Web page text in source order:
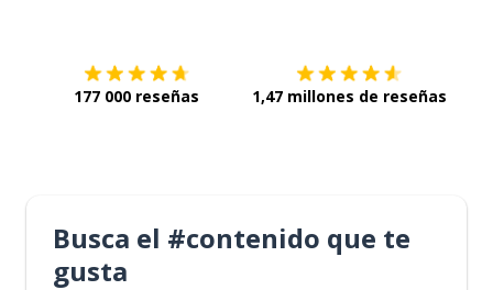
177 000 reseñas 1,47 millones de reseñas
Busca el #contenido que te
gusta